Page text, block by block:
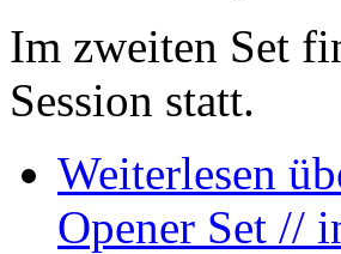
Im zweiten Set
Session statt.
Weiterlesen
Opener Set //